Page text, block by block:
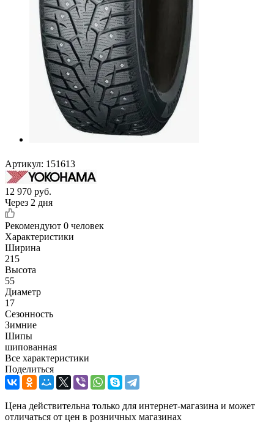
Артикул: 151613
12 970 руб.
Через 2 дня
Рекомендуют 0 человек
Характеристики
Ширина
215
Высота
55
Диаметр
17
Сезонность
Зимние
Шипы
шипованная
Все характеристики
Поделиться
Цена действительна только для интернет-магазина и может
отличаться от цен в розничных магазинах